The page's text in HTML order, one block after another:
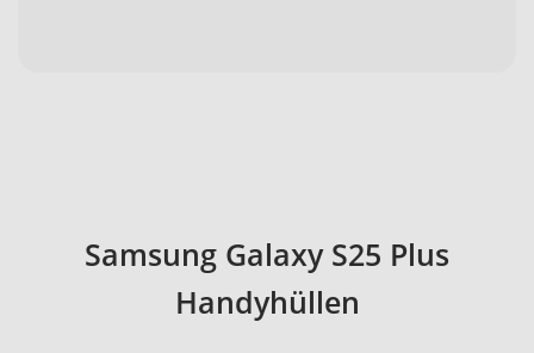
Samsung Galaxy S25 Plus
Handyhüllen